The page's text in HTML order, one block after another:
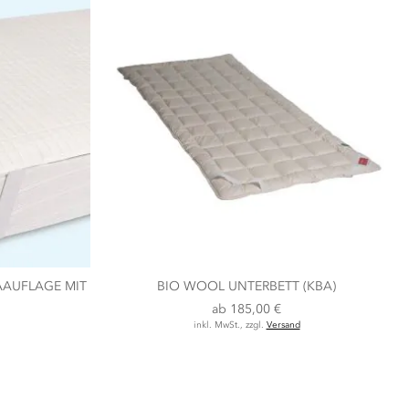
MIT
BIO WOOL UNTERBETT (KBA)
ab 185,00 €
inkl. MwSt., zzgl. Versand